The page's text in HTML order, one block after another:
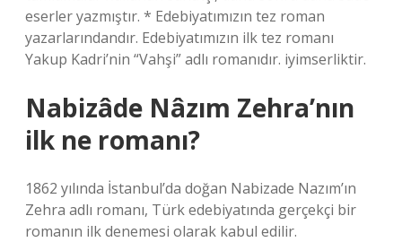
eserler yazmıştır. * Edebiyatımızın tez roman
yazarlarındandır. Edebiyatımızın ilk tez romanı
Yakup Kadri’nin “Vahşi” adlı romanıdır. iyimserliktir.
Nabizâde Nâzım Zehra’nın
ilk ne romanı?
1862 yılında İstanbul’da doğan Nabizade Nazım’ın
Zehra adlı romanı, Türk edebiyatında gerçekçi bir
romanın ilk denemesi olarak kabul edilir.